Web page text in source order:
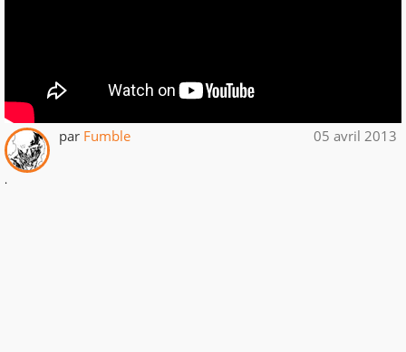
par Fumble 05 avril 2013
.